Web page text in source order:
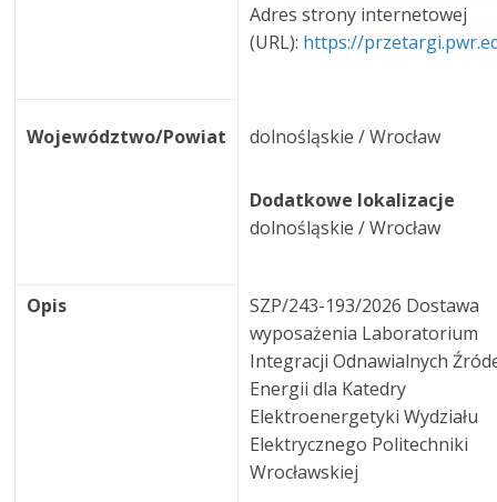
Adres strony internetowej
(URL): https://
Województwo/Powiat dolnośląskie / Wrocław
Dodatkowe lokalizacje
dolnośląskie / Wrocław
Opis
SZP/243-193/2026 Dostawa
wyposażenia Laboratorium
Integracji Odnawialnych
Energii dla Katedry
Elektroenergetyki Wydziału
Elektrycznego Politechniki
Wrocławskiej